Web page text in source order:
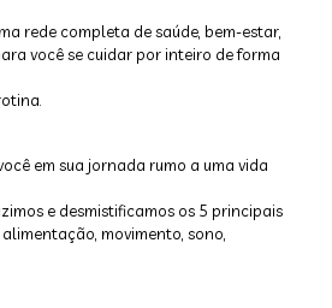
rede completa de saúde, bem-estar,
você se cuidar por inteiro de forma
em sua jornada rumo a uma vida
e desmistificamos os 5 principais
movimento, sono,